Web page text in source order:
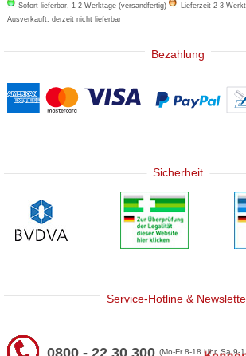
Sofort lieferbar, 1-2 Werktage (versandfertig)
Lieferzeit 2-3
Ausverkauft, derzeit nicht lieferbar
Bezahlung
Sicherheit
Service-Hotline &
0800 - 22 30 300(Mo-Fr 8-18 Uhr, Sa 9-